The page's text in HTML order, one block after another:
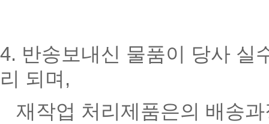
4. 반송보내신 물품이 당사 실
리 되며,
재작업 처리제품은의 배송